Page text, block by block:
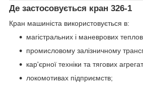
Де застосовується кран 326-1
Кран машиніста використовується в:
магістральних і маневрових
промисловому залізничному
кар'єрної техніки та тягових
локомотивах підприємств;